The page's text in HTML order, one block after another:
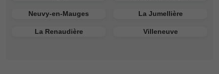
Neuvy-en-Mauges La Jumellière
La Renaudière Villeneuve